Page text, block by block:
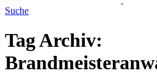
Suche
Tag Archiv: